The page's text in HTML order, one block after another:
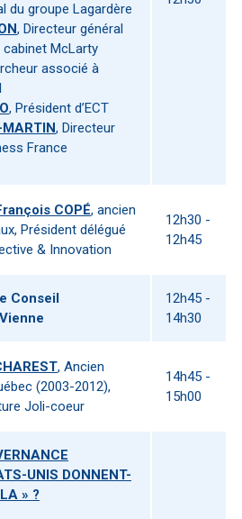
du groupe Lagardère
, Directeur général
cabinet McLarty
associé à
, Président d’ECT
, Directeur
France
COPÉ, ancien
Président délégué
& Innovation
12h30 -
12h45
Conseil
12h45 -
14h30
, Ancien
(2003-2012),
Joli-coeur
14h45 -
15h00
UNIS DONNENT-
» ?